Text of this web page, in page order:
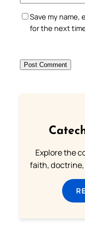
Save my name,
for the next
Explore the
faith, doctrine,